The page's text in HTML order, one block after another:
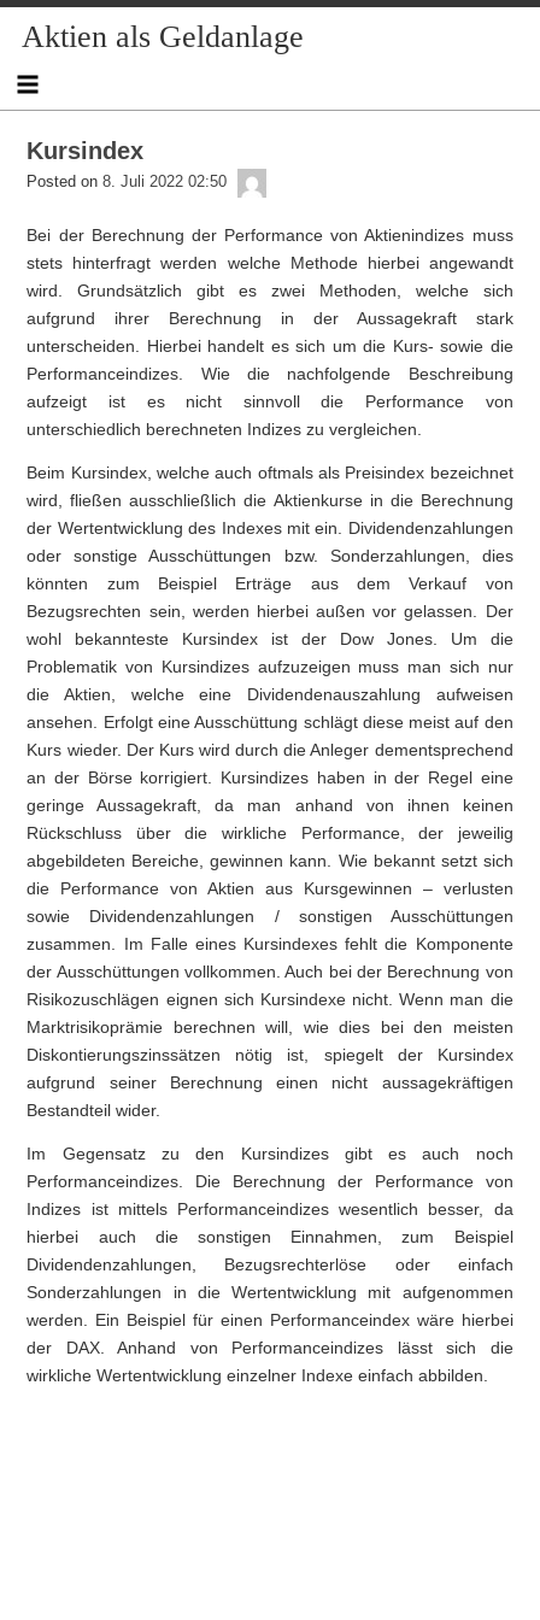
to
content
to
NAV_MENU-
to
NAV_MENU-
to
NAV_MENU-
to
MSCHANDL
to
TEXT-
to
TEXT-
to
TEXT-
Aktien als Geldanlage
Kursindex
Posted on 8. Juli 2022 02:50
Bei der Berechnung der Performance von Aktienindizes muss
stets hinterfragt werden welche Methode hierbei angewandt
wird. Grundsätzlich gibt es zwei Methoden, welche sich
aufgrund ihrer Berechnung in der Aussagekraft stark
unterscheiden. Hierbei handelt es sich um die Kurs- sowie die
Performanceindizes. Wie die nachfolgende Beschreibung
aufzeigt ist es nicht sinnvoll die Performance von
unterschiedlich berechneten Indizes zu vergleichen.
Beim Kursindex, welche auch oftmals als Preisindex bezeichnet
wird, fließen ausschließlich die Aktienkurse in die Berechnung
der Wertentwicklung des Indexes mit ein. Dividendenzahlungen
oder sonstige Ausschüttungen bzw. Sonderzahlungen, dies
könnten zum Beispiel Erträge aus dem Verkauf von
Bezugsrechten sein, werden hierbei außen vor gelassen. Der
wohl bekannteste Kursindex ist der Dow Jones. Um die
Problematik von Kursindizes aufzuzeigen muss man sich nur
die Aktien, welche eine Dividendenauszahlung aufweisen
ansehen. Erfolgt eine Ausschüttung schlägt diese meist auf den
Kurs wieder. Der Kurs wird durch die Anleger dementsprechend
an der Börse korrigiert. Kursindizes haben in der Regel eine
geringe Aussagekraft, da man anhand von ihnen keinen
Rückschluss über die wirkliche Performance, der jeweilig
abgebildeten Bereiche, gewinnen kann. Wie bekannt setzt sich
die Performance von Aktien aus Kursgewinnen – verlusten
sowie Dividendenzahlungen / sonstigen Ausschüttungen
zusammen. Im Falle eines Kursindexes fehlt die Komponente
der Ausschüttungen vollkommen. Auch bei der Berechnung von
Risikozuschlägen eignen sich Kursindexe nicht. Wenn man die
Marktrisikoprämie berechnen will, wie dies bei den meisten
Diskontierungszinssätzen nötig ist, spiegelt der Kursindex
aufgrund seiner Berechnung einen nicht aussagekräftigen
Bestandteil wider.
Im Gegensatz zu den Kursindizes gibt es auch noch
Performanceindizes. Die Berechnung der Performance von
Indizes ist mittels Performanceindizes wesentlich besser, da
hierbei auch die sonstigen Einnahmen, zum Beispiel
Dividendenzahlungen, Bezugsrechterlöse oder einfach
Sonderzahlungen in die Wertentwicklung mit aufgenommen
werden. Ein Beispiel für einen Performanceindex wäre hierbei
der DAX. Anhand von Performanceindizes lässt sich die
wirkliche Wertentwicklung einzelner Indexe einfach abbilden.